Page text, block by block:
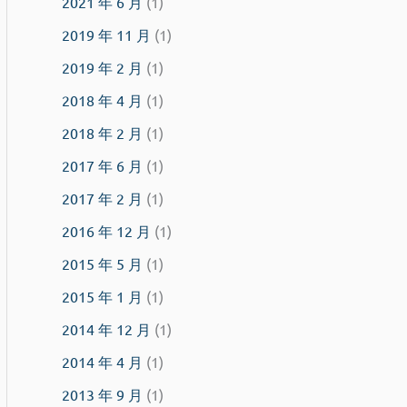
2019 年 11 月 (1)
2019 年 2 月 (1)
2018 年 4 月 (1)
2018 年 2 月 (1)
2017 年 6 月 (1)
2017 年 2 月 (1)
2016 年 12 月 (1)
2015 年 5 月 (1)
2015 年 1 月 (1)
2014 年 12 月 (1)
2014 年 4 月 (1)
2013 年 9 月 (1)